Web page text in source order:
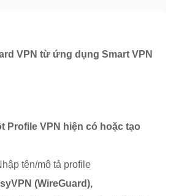
VPN từ ứng dụng Smart VPN
Profile VPN hiện có hoặc tạo
tên/mô tả profile
(WireGuard),